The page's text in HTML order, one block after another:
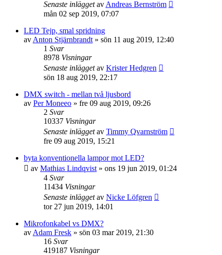
Senaste inläggetav Andreas Bernström
mån 02 sep 2019, 07:07
LED Tejp, smal spridning
av Anton Stjärnbrandt » sön 11 aug 2019, 12:40
1 Svar
8978 Visningar
Senaste inläggetav Krister Hedgren
sön 18 aug 2019, 22:17
DMX switch - mellan två ljusbord
av Per Moneeo » fre 09 aug 2019, 09:26
2 Svar
10337 Visningar
Senaste inläggetav Timmy Qvarnström
fre 09 aug 2019, 15:21
byta konventionella lampor mot LED?
av Mathias Lindqvist » ons 19 jun 2019, 01:24
4 Svar
11434 Visningar
Senaste inläggetav Nicke Löfgren
tor 27 jun 2019, 14:01
Mikrofonkabel vs DMX?
av Adam Fresk » sön 03 mar 2019, 21:30
16 Svar
419187 Visningar